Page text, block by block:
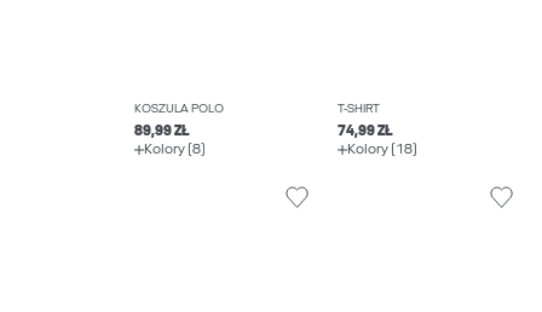
KOSZULA POLO
89,99 ZŁ
Kolory (8)
T-SHIRT
74,99 ZŁ
Kolory (18)